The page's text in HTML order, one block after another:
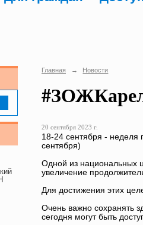
Главная → Новости
20 сентября 2023 г.
18-24 сентября - неделя
сентября)
Одной из национальных
увеличение
Для достижения этих
Очень важно сохранять
сегодня могут быть